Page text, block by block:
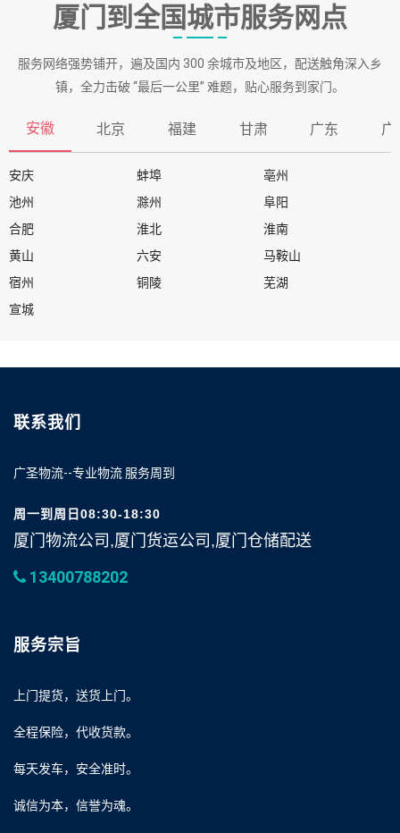
厦门到全国城市服务网点
服务网络强势铺开，遍及国内 300 余城市及地区，配送触角深入乡
镇，全力击破 “最后一公里” 难题，贴心服务到家门。
安徽 北京 福建 甘肃 广东 广
安庆 蚌埠
亳州
池州
滁州
阜阳
合肥
淮北
淮南
黄山
六安
马鞍山
宿州
铜陵
芜湖
宣城
联系我们
广圣物流--专业物流 服务周到
周一到周日08:30-18:30
厦门物流公司,厦门货运公司,厦门仓储配送
13400788202
服务宗旨
上门提货，送货上门。
全程保险，代收货款。
每天发车，安全准时。
诚信为本，信誉为魂。